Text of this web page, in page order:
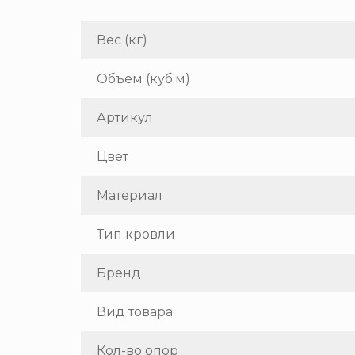
Вес (кг)
Объем (куб.м)
Артикул
Цвет
Материал
Тип кровли
Бренд
Вид товара
Кол-во опор